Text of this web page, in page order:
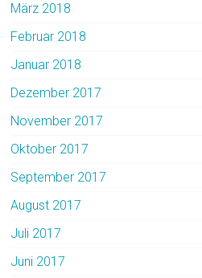
März 2018
Februar 2018
Januar 2018
Dezember 2017
November 2017
Oktober 2017
September 2017
August 2017
Juli 2017
Juni 2017